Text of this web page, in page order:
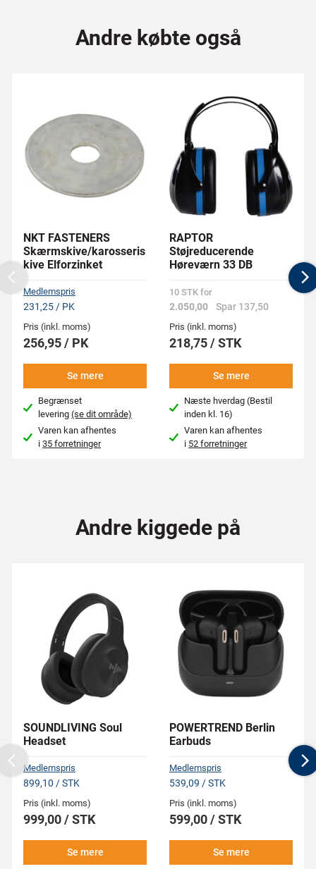
Andre købte også
NKT FASTENERS
Skærmskive/karosseris
kive Elforzinket
Medlemspris
231,25 / PK
Pris (inkl. moms)
256,95 / PK
Se mere
Begrænset
levering(se dit område)
Varen kan afhentes
i35 forretninger
RAPTOR
Støjreducerende
Høreværn 33 DB
10 STK for
2.050,00 Spar 137,50
Pris (inkl. moms)
218,75 / STK
Se mere
Næste hverdag (Bestil
inden kl. 16)
Varen kan afhentes
i 52 forretninger
Previous
Andre kiggede på
SOUNDLIVING Soul
Headset
Medlemspris
899,10 / STK
Pris (inkl. moms)
999,00 / STK
Se mere
POWERTREND Berlin
Earbuds
Medlemspris
539,09 / STK
Pris (inkl. moms)
599,00 / STK
Se mere
Previous